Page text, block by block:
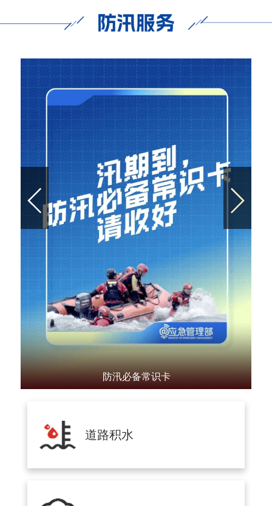
防汛必备常识卡
道路积水